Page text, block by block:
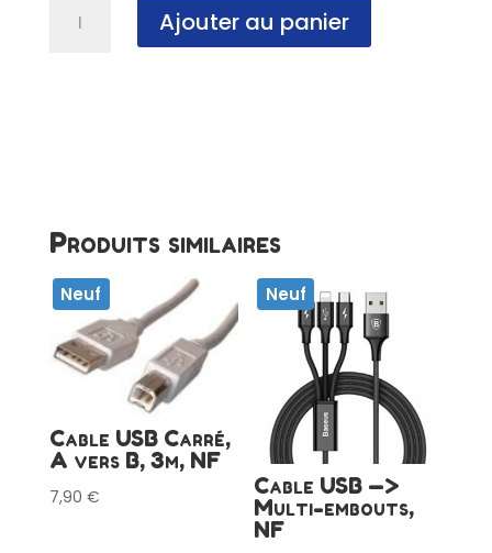
Adaptateur
NF
Ajouter au panier
Produits similaires
Neuf
Cable USB Carré,
A vers B, 3m, NF
7,90 €
Neuf
Cable USB —>
Multi-embouts,
NF